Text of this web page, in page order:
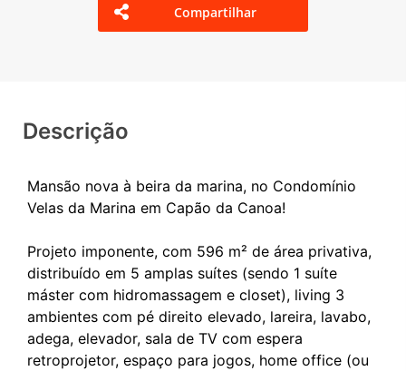
Compartilhar
Descrição
Mansão nova à beira da marina, no Condomínio
Velas da Marina em Capão da Canoa!
Projeto imponente, com 596 m² de área privativa,
distribuído em 5 amplas suítes (sendo 1 suíte
máster com hidromassagem e closet), living 3
ambientes com pé direito elevado, lareira, lavabo,
adega, elevador, sala de TV com espera
retroprojetor, espaço para jogos, home office (ou